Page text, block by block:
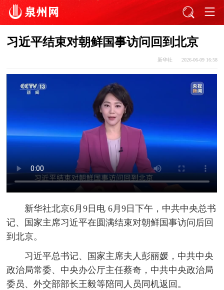
习近平结束对朝鲜国事访问回到北京
新华社 2026-06-09 16:58
新华社北京6月9日电 6月9日下午，中共中央总书
记、国家主席习近平在圆满结束对朝鲜国事访问后回
到北京。
习近平总书记、国家主席夫人彭丽媛，中共中央
政治局常委、中央办公厅主任蔡奇，中共中央政治局
委员、外交部部长王毅等陪同人员同机返回。